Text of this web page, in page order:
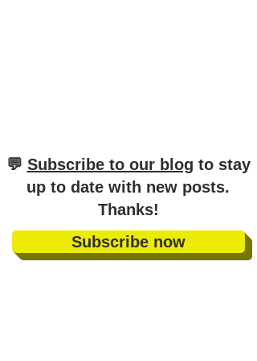
​💬 Subscribe to our blog to stay
up to date with new posts.
Thanks!
Subscribe now